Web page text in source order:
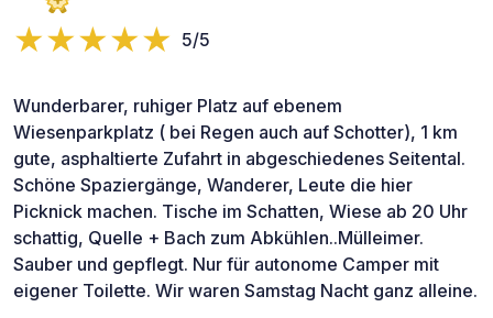
5/5
Wunderbarer, ruhiger Platz auf ebenem
Wiesenparkplatz ( bei Regen auch auf Schotter), 1 km
gute, asphaltierte Zufahrt in abgeschiedenes Seitental.
Schöne Spaziergänge, Wanderer, Leute die hier
Picknick machen. Tische im Schatten, Wiese ab 20 Uhr
schattig, Quelle + Bach zum Abkühlen..Mülleimer.
Sauber und gepflegt. Nur für autonome Camper mit
eigener Toilette. Wir waren Samstag Nacht ganz alleine.